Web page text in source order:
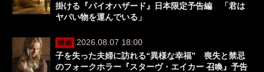
掛ける『バイオハザード』日本限定予告編 「君は
ヤバい物を運んでいる」
映画
2026.08.07 18:00
子を失った夫婦に訪れる“異様な幸福” 喪失と禁忌
のフォークホラー『スターヴ・エイカー 召喚』予告